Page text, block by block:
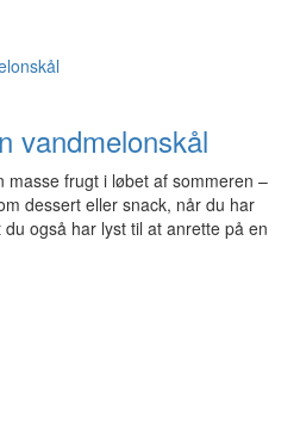
vandmelonskål
masse frugt i løbet af sommeren –
dessert eller snack, når du har
også har lyst til at anrette på en